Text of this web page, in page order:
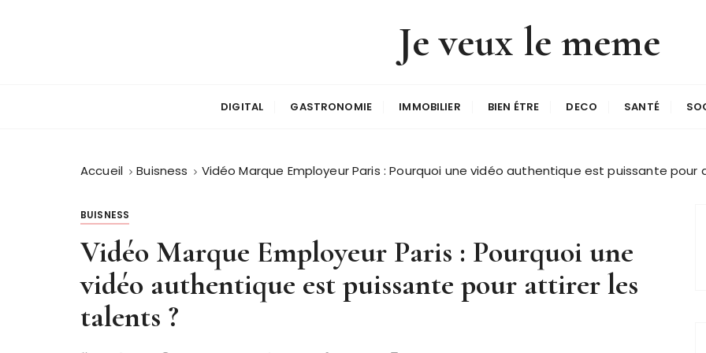
Je veux le meme
DIGITAL GASTRONOMIE IMMOBILIER BIEN ÉTRE DECO SANTÉ
Accueil Buisness Vidéo Marque Employeur Paris : Pourquoi une vidéo authentique est puissante
BUISNESS
Vidéo Marque Employeur Paris : Pourquoi une
vidéo authentique est puissante pour attirer les
talents ?